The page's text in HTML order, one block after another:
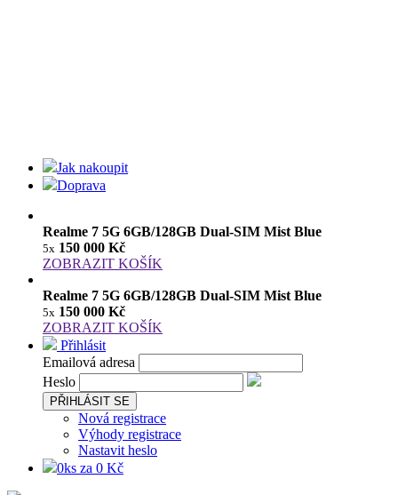
Jak nakoupit
Doprava
Realme 7 5G 6GB/128GB Dual-SIM Mist Blue
5x 150 000 Kč
ZOBRAZIT KOŠÍK
Realme 7 5G 6GB/128GB Dual-SIM Mist Blue
5x 150 000 Kč
ZOBRAZIT KOŠÍK
Přihlásit
Emailová adresa
Heslo
PŘIHLÁSIT SE
Nová registrace
Výhody registrace
Nastavit heslo
0ks za 0 Kč